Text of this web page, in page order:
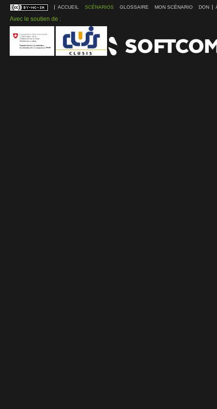
ACCUEIL SCÉNARIOS GLOSSAIRE MON SCÉNARIO DON
Avec le soutien de :